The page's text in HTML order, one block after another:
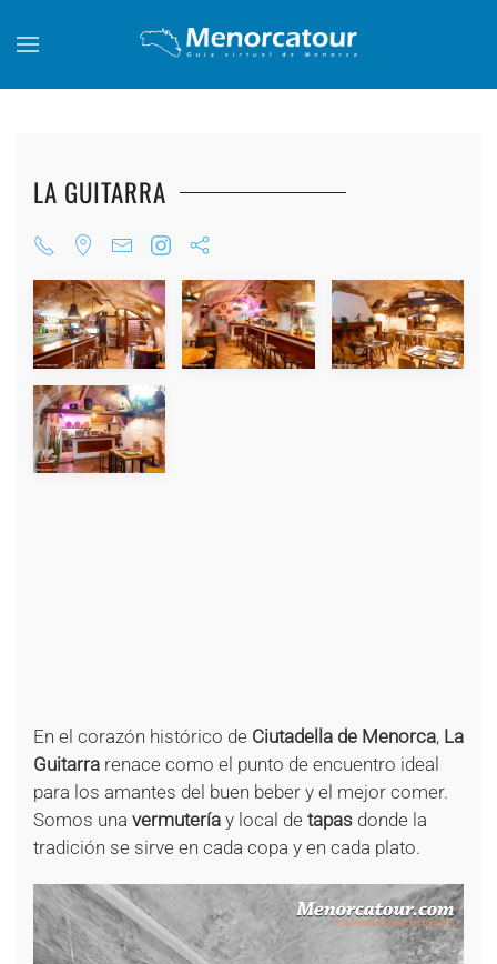
Skip to main content
LA GUITARRA
+ + +
+
En el corazón histórico de Ciutadella de Menorca, La
Guitarra renace como el punto de encuentro ideal
para los amantes del buen beber y el mejor comer.
Somos una vermutería y local de tapas donde la
tradición se sirve en cada copa y en cada plato.